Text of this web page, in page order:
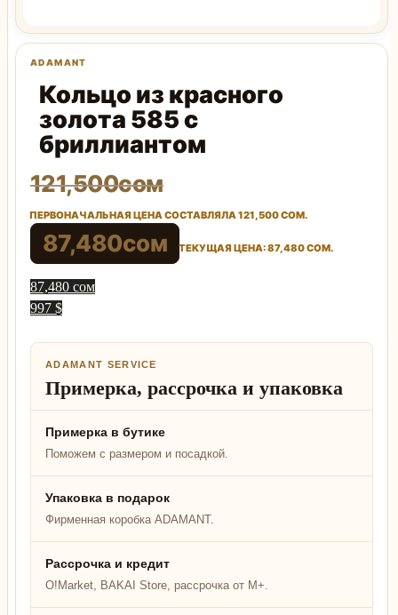
Кольцо из красного
золота 585 с
бриллиантом
121,500сом
ПЕРВОНАЧАЛЬНАЯ ЦЕНА СОСТАВЛЯЛА 121,500 СОМ.
87,480сом ТЕКУЩАЯ ЦЕНА: 87,480 СОМ.
87,480 сом
997 $
ADAMANT SERVICE
Примерка, рассрочка и упаковка
Примерка в бутике
Поможем с размером и посадкой.
Упаковка в подарок
Фирменная коробка ADAMANT.
Рассрочка и кредит
O!Market, BAKAI Store, рассрочка от M+.